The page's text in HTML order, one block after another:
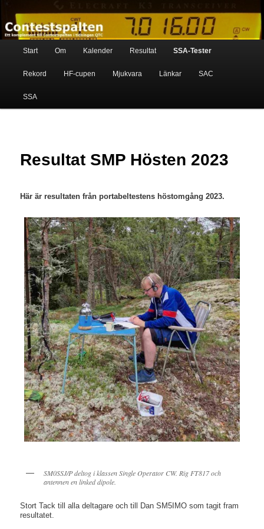
Skip
primary
content
Contestspalten
Start Om Kalender Resultat SSA-Tester
Rekord HF-cupen Mjukvara Länkar SAC
SSA
Resultat SMP Hösten 2023
Här är resultaten från portabeltestens höstomgång 2023.
SM0SSJ/P deltog i klassen Single Operator CW. Rig FT817 och
antennen en linked dipole.
Stort Tack till alla deltagare och till Dan SM5IMO som tagit fram
resultatet.